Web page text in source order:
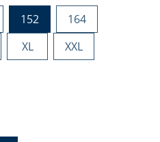
152
164
XL
XXL